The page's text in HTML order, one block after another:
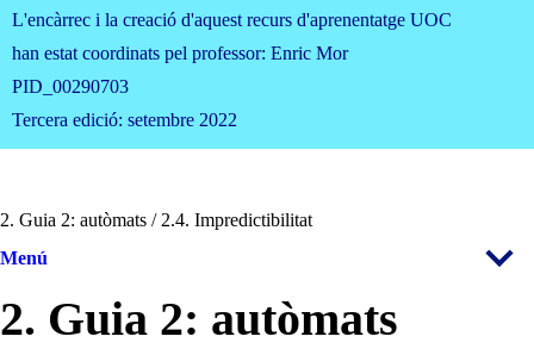
L'encàrrec i la creació d'aquest recurs d'aprenentatge UOC
han estat coordinats pel professor: Enric Mor
PID_00290703
Tercera edició: setembre 2022
2. Guia 2: autòmats / 2.4. Impredictibilitat
Menú
2. Guia 2: autòmats